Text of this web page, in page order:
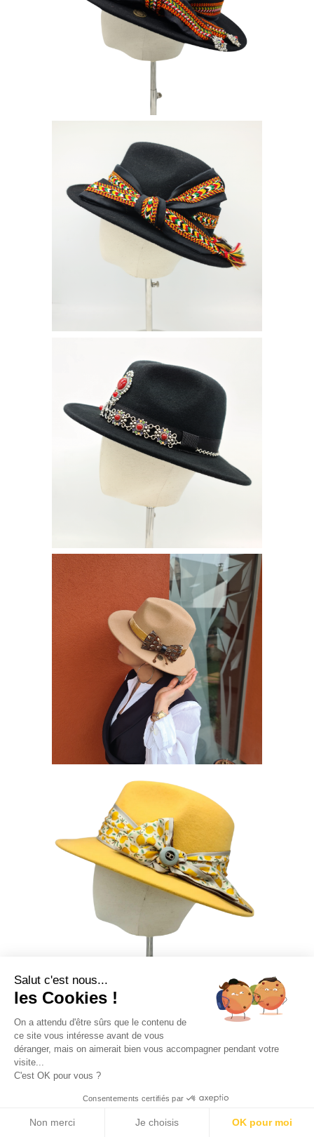
160€
CLYDE SFIFA
160€
LAHNA
180€
CHAPEAU – IMAGE 3
SÉRAPHINE
160€
€
Salut c'est nous...
les Cookies !
On a attendu d'être sûrs que le contenu de
ce site vous intéresse avant de vous
déranger, mais on aimerait bien vous accompagner pendant votre
visite...
C'est OK pour vous ?
Consentements certifiés par
Non merci Je choisis OK pour moi